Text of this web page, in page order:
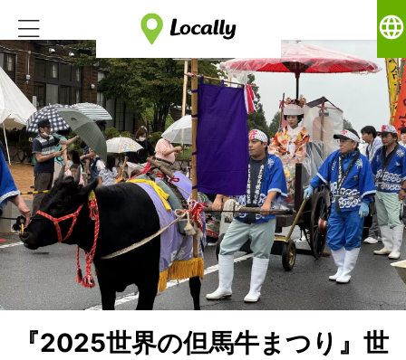
language
『2025世界の但馬牛まつり』世